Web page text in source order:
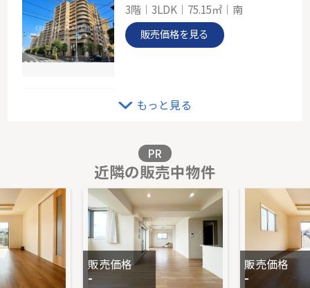
3階｜3LDK｜75.15㎡｜南
販売価格を見る
販売価格を見る
東急東横線「大倉山」
-｜3LDK｜80.52㎡｜-
販売価格を見る
もっと見る
PR
近隣の販売中物件
販売価格
-
販売価格
-